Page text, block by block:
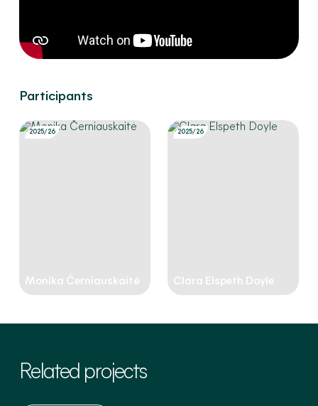
Participants
2025/26
Monika Černiauskaitė
2025/26
Clara Elspeth Doyle
Related projects